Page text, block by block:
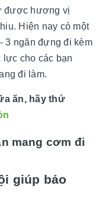
được hương vị
Hiện nay có một
3 ngăn đựng đi kèm
cho các bạn
đi làm.
ăn, hãy thử
mang cơm đi
giúp bảo